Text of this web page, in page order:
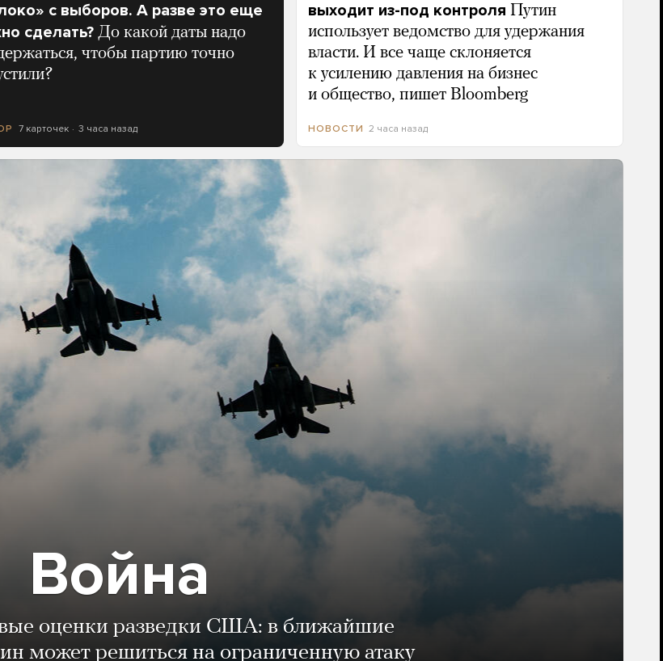
с выборов. А разве это еще
сделать? До какой даты надо
чтобы партию точно
7 карточек 3 часа назад
выходит из-под контроля Путин
использует ведомство для удержания
власти. И все чаще склоняется
к усилению давления на бизнес
и общество, пишет Bloomberg
НОВОСТИ 2 часа назад
Война
оценки разведки США: в ближайшие
может решиться на ограниченную атаку